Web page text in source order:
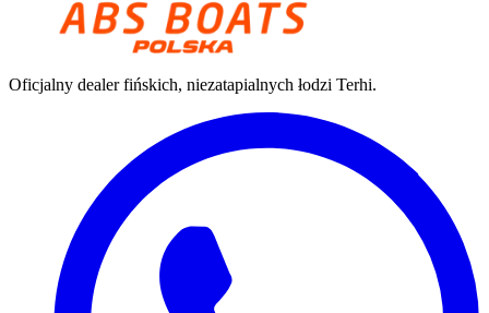
Oficjalny dealer fińskich, niezatapialnych łodzi Terhi.